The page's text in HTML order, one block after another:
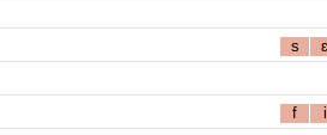
s ɛ
f i